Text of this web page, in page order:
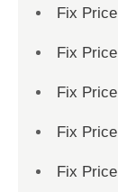
Fix Price
Fix Price
Fix Price
Fix Price
Fix Price